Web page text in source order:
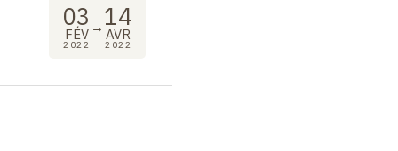
03
FÉV
2022
→ 14
AVR
2022